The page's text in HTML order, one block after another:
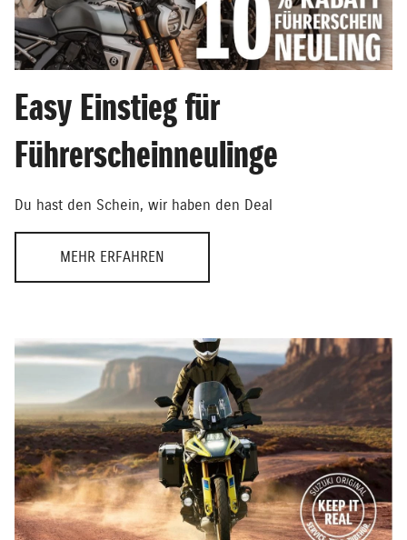
Easy Einstieg für
Führerscheinneulinge
Du hast den Schein, wir haben den Deal
MEHR ERFAHREN